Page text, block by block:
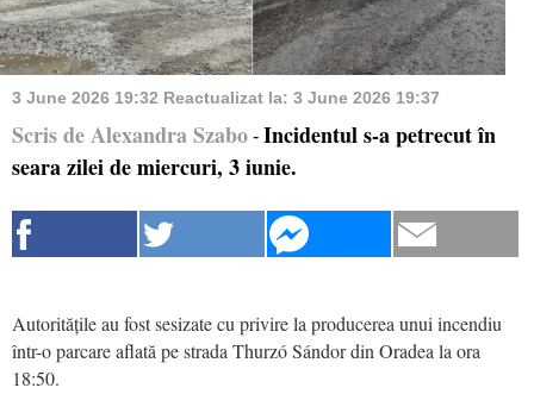
3 June 2026 19:32 Reactualizat la: 3 June 2026 19:37
Scris de Alexandra Szabo - Incidentul s-a petrecut în
seara zilei de miercuri, 3 iunie.
Autoritățile au fost sesizate cu privire la producerea unui incendiu
într-o parcare aflată pe strada Thurzó Sándor din Oradea la ora
18:50.